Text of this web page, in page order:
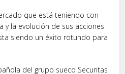
que está teniendo con
y la evolución de sus acciones
siendo un éxito rotundo para
del grupo sueco Securitas